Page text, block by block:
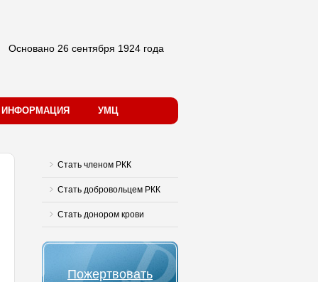
Основано 26 сентября 1924 года
ИНФОРМАЦИЯ УМЦ
Стать членом РКК
Стать добровольцем РКК
Стать донором крови
Пожертвовать